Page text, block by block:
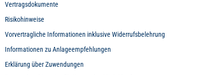
Vertragsdokumente
Risikohinweise
Vorvertragliche Informationen inklusive Widerrufsbelehrung
Informationen zu Anlageempfehlungen
Erklärung über Zuwendungen